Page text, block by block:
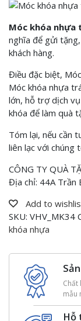
Móc khóa
nghĩa để gửi
khách hàng.
Điều đặc biệt,
Móc khóa nhựa
lớn, hỗ trợ dịch
khóa để làm quà
Tóm lại, nếu cần
liên lạc với chúng
CÔNG TY QUÀ
Địa chỉ: 44A Trần
Add to
SKU: VHV_MK34
khóa nhựa
Chất
mẫu
Hỗ